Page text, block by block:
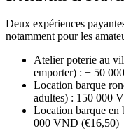
Deux expériences
notamment pour les
Atelier poterie au
emporter) : + 50
Location barque
adultes) : 150 000
Location barque en
000 VND (€16,50)